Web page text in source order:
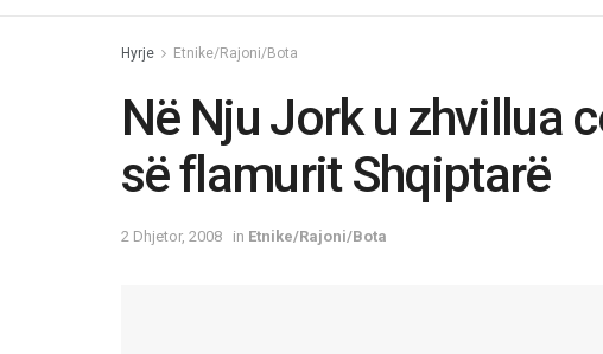
Hyrje Etnike/Rajoni/Bota
Në Nju Jork u zhvillua
së flamurit Shqiptarë
2 Dhjetor, 2008 in Etnike/Rajoni/Bota